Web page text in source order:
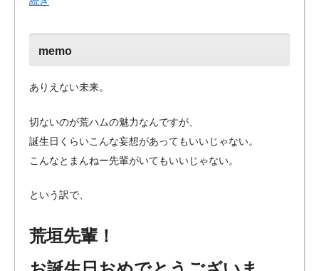
memo
ありえない未来。
切ないのが荒ハムの魅力なんですが、
誕生日くらいこんな妄想があってもいいじゃない。
こんなとまんねー先輩がいてもいいじゃない。
という訳で、
荒垣先輩！